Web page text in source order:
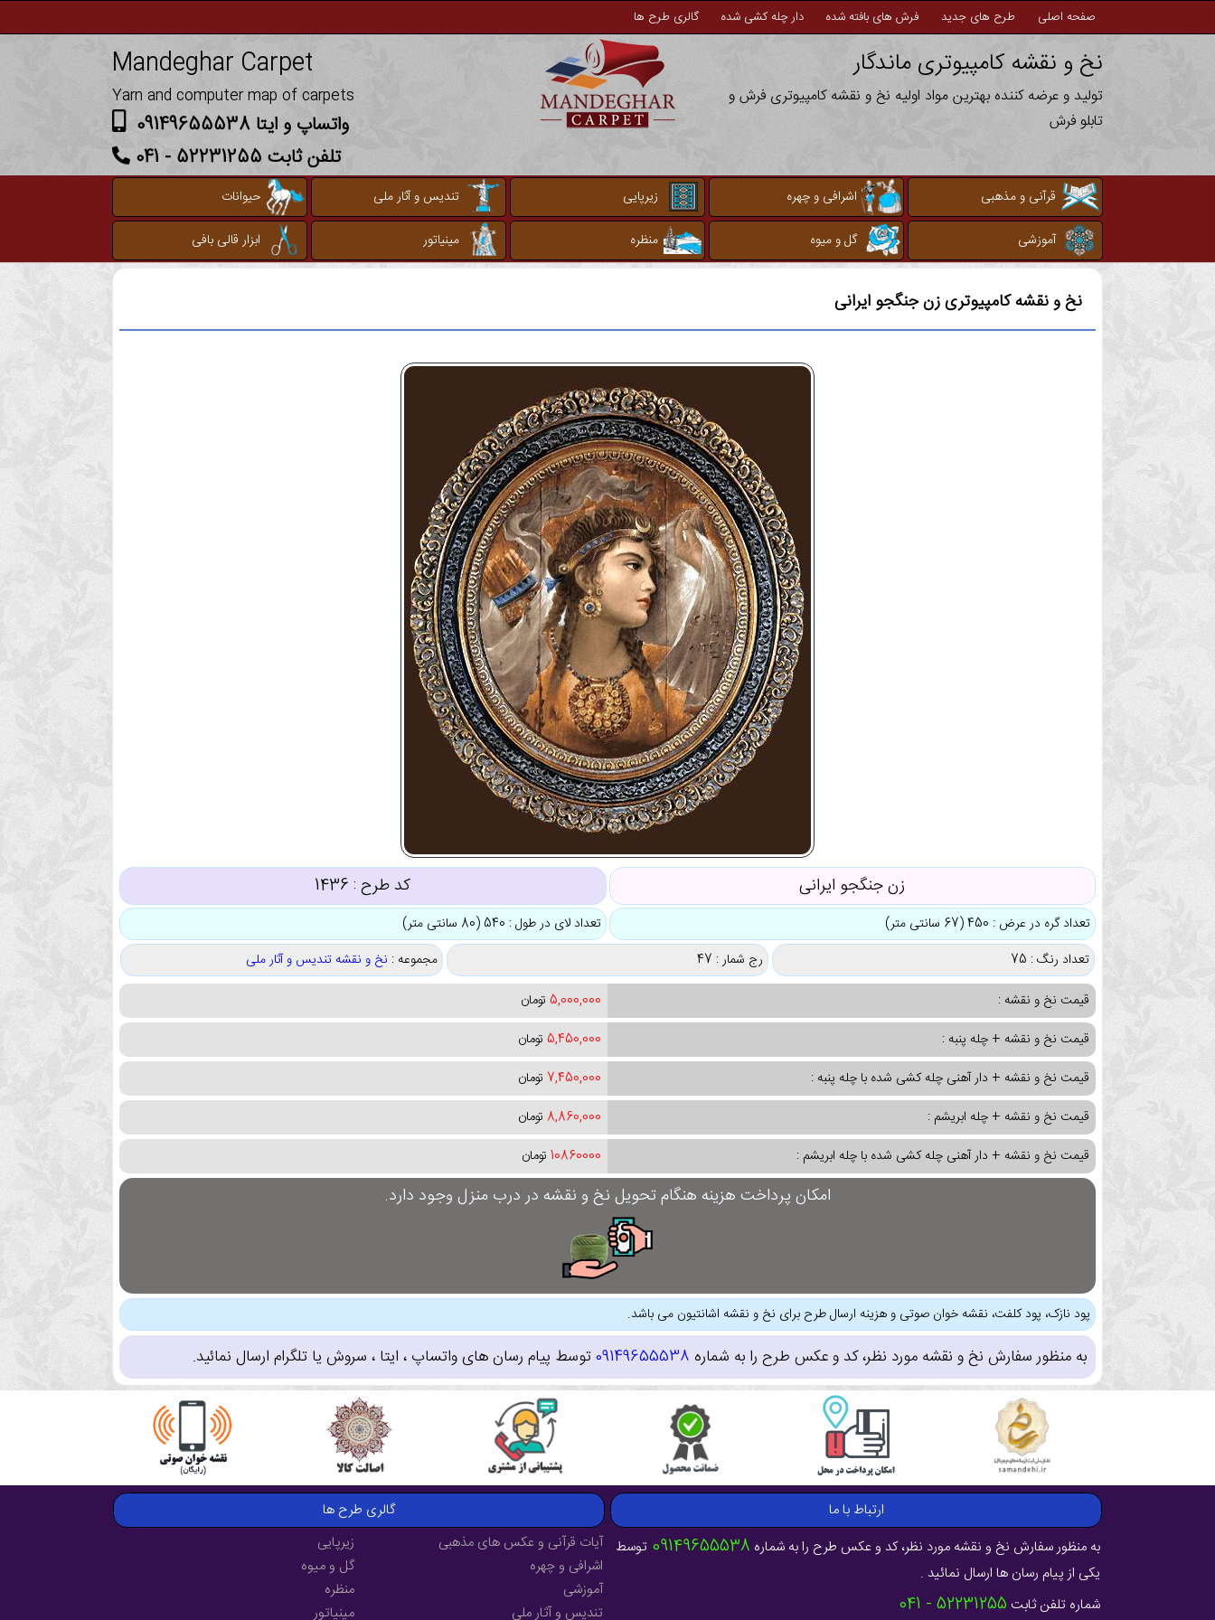
صفحه اصلی طرح های جدید فرش های بافته شده دار چله کشی شده گالری طرح ها
نخ و نقشه کامپیوتری ماندگار
تولید و عرضه کننده بهترین مواد اولیه نخ و نقشه کامپیوتری فرش و
تابلو فرش
Mandeghar Carpet
Yarn and computer map of carpets
واتساپ و ایتا 09149655538
تلفن ثابت 52231255 - 041
قرآنی و مذهبی اشرافی و چهره زیرپایی تندیس و آثار ملی
حیوانات
آموزشی
گل و میوه منظره مینیاتور ابزار قالی بافی
نخ و نقشه کامپیوتریزن جنگجو ایرانی
زن جنگجو ایرانی کد طرح : 1436
تعداد گره در عرض : 450 (67 سانتی متر)
تعداد لای در طول : 540 (80 سانتی متر)
تعداد رنگ : 75
رج شمار : 47 مجموعه : نخ و نقشه تندیس و آثار ملی
قیمت نخ و نقشه :
5,000,000 تومان
قیمت نخ و نقشه + چله پنبه :
5,450,000 تومان
قیمت نخ و نقشه + دار آهنی چله کشی شده با چله پنبه :
7,450,000 تومان
قیمت نخ و نقشه + چله ابریشم :
8,860,000 تومان
قیمت نخ و نقشه + دار آهنی چله کشی شده با چله ابریشم :
10860000 تومان
امکان پرداخت هزینه هنگام تحویل نخ و نقشه در درب منزل وجود دارد.
پود نازک، پود کلفت، نقشه خوان صوتی و هزینه ارسال طرح برای نخ و نقشه اشانتیون می باشد.
به منظور سفارش نخ و نقشه مورد نظر، کد و عکس طرح را به شماره 09149655538توسط پیام رسان های واتساپ ، ایتا ، سروش یا تلگرام ارسال نمائید.
ارتباط با ما
به منظور سفارش نخ و نقشه مورد نظر، کد و عکس طرح را به شماره 09149655538 توسط
یکی از پیام رسان ها ارسال نمائید .
شماره تلفن ثابت 52231255 - 041
گالری طرح ها
آیات قرآنی و عکس های مذهبی
اشرافی و چهره
آموزشی
تندیس و آثار ملی
زیرپایی
گل و میوه
منظره
مینیاتور